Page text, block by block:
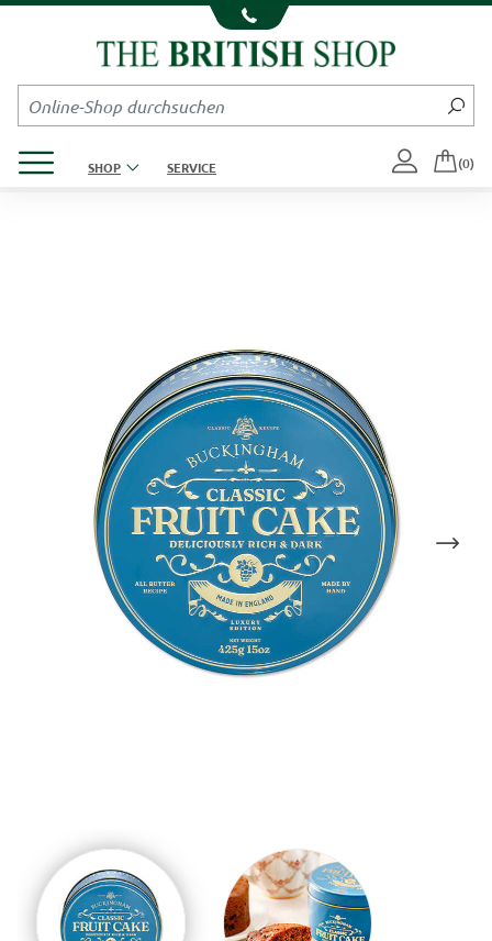
Kompletten Head der Seite überspringen
SHOP SERVICE (0)